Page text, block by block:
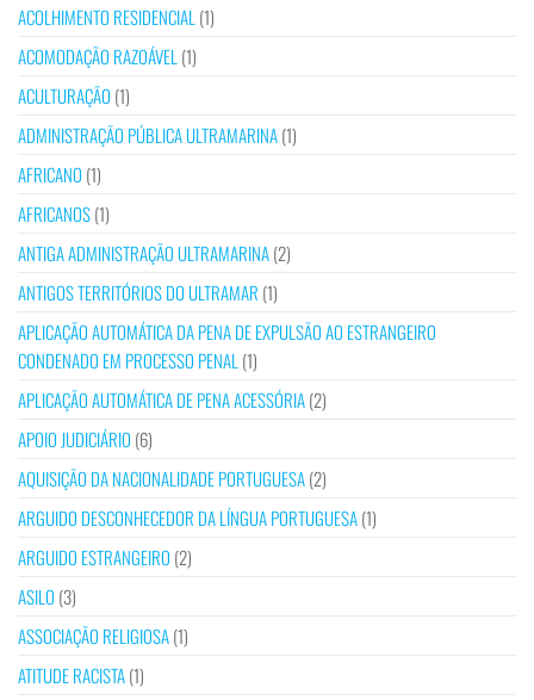
ACOLHIMENTO RESIDENCIAL (1)
ACOMODAÇÃO RAZOÁVEL (1)
ACULTURAÇÃO (1)
ADMINISTRAÇÃO PÚBLICA ULTRAMARINA(1)
AFRICANO (1)
AFRICANOS(1)
ANTIGA ADMINISTRAÇÃO ULTRAMARINA(2)
ANTIGOS TERRITÓRIOS DO ULTRAMAR (1)
APLICAÇÃO AUTOMÁTICA DA PENA DE EXPULSÃO AO ESTRANGEIRO
CONDENADO EM PROCESSO PENAL (1)
APLICAÇÃO AUTOMÁTICA DE PENA ACESSÓRIA(2)
APOIO JUDICIÁRIO (6)
AQUISIÇÃO DA NACIONALIDADE PORTUGUESA(2)
ARGUIDO DESCONHECEDOR DA LÍNGUA PORTUGUESA(1)
ARGUIDO ESTRANGEIRO (2)
ASILO (3)
ASSOCIAÇÃO RELIGIOSA(1)
ATITUDE RACISTA(1)